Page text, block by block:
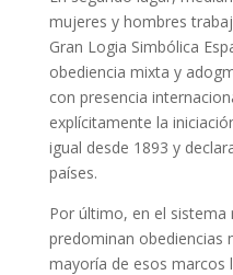
mujeres y hombres
Gran Logia Simbólica
obediencia mixta y
con presencia
explícitamente la
igual desde 1893 y
países.
Por último, en el sistema
predominan obediencias
mayoría de esos marcos